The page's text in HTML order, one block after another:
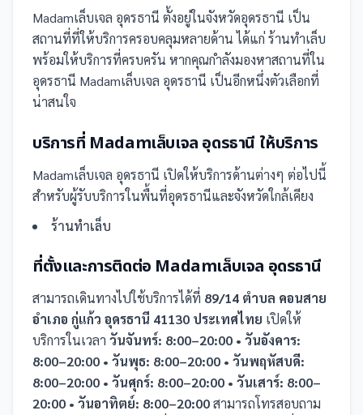
Madamเล็บเจล อุดรธานี ตั้งอยู่ในจังหวัดอุดรธานี เป็น
สถานที่ที่ให้บริการครอบคลุมหลายด้าน ได้แก่ ร้านทำเล็บ
พร้อมให้บริการที่ครบครัน หากคุณกำลังมองหาสถานที่ใน
อุดรธานี Madamเล็บเจล อุดรธานี เป็นอีกหนึ่งตัวเลือกที่
น่าสนใจ
บริการที่ Madamเล็บเจล อุดรธานี ให้บริการ
Madamเล็บเจล อุดรธานี เปิดให้บริการด้านต่างๆ ต่อไปนี้
สำหรับผู้รับบริการในพื้นที่อุดรธานีและจังหวัดใกล้เคียง
ร้านทำเล็บ
ที่ตั้งและการติดต่อ Madamเล็บเจล อุดรธานี
สามารถเดินทางไปใช้บริการได้ที่ 89/14 ตำบล คอนสาย
อำเภอ กู่แก้ว อุดรธานี 41130 ประเทศไทย เปิดให้
บริการในเวลา วันจันทร์: 8:00–20:00 • วันอังคาร:
8:00–20:00 • วันพุธ: 8:00–20:00 • วันพฤหัสบดี:
8:00–20:00 • วันศุกร์: 8:00–20:00 • วันเสาร์: 8:00–
20:00 • วันอาทิตย์: 8:00–20:00สามารถโทรสอบถาม